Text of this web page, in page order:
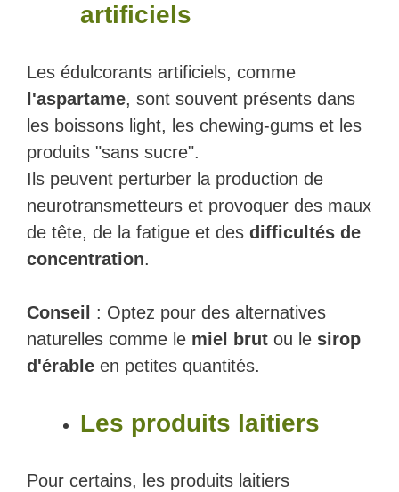
artificiels
Les édulcorants artificiels, comme
l'aspartame, sont souvent présents dans
les boissons light, les chewing-gums et les
produits "sans sucre".
Ils peuvent perturber la production de
neurotransmetteurs et provoquer des maux
de tête, de la fatigue et des difficultés de
concentration.
Conseil
: Optez pour des alternatives
naturelles comme le miel brut ou le sirop
d'érable en petites quantités.
Les produits laitiers
Pour certains, les produits laitiers